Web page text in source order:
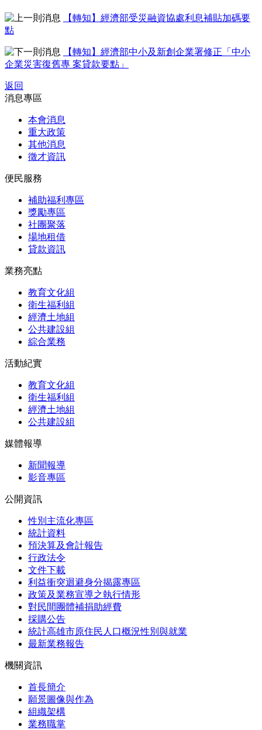
【轉知】經濟部受災融資協處利息補貼加碼要
點
【轉知】經濟部中小及新創企業署修正「中小
企業災害復舊專 案貸款要點」
返回
消息專區
本會消息
重大政策
其他消息
徵才資訊
便民服務
補助福利專區
獎勵專區
社團聚落
場地租借
貸款資訊
業務亮點
教育文化組
衛生福利組
經濟土地組
公共建設組
綜合業務
活動紀實
教育文化組
衛生福利組
經濟土地組
公共建設組
媒體報導
新聞報導
影音專區
公開資訊
性別主流化專區
統計資料
預決算及會計報告
行政法令
文件下載
利益衝突迴避身分揭露專區
政策及業務宣導之執行情形
對民間團體補捐助經費
採購公告
統計高雄市原住民人口概況性別與就業
最新業務報告
機關資訊
首長簡介
願景圖像與作為
組織架構
業務職掌